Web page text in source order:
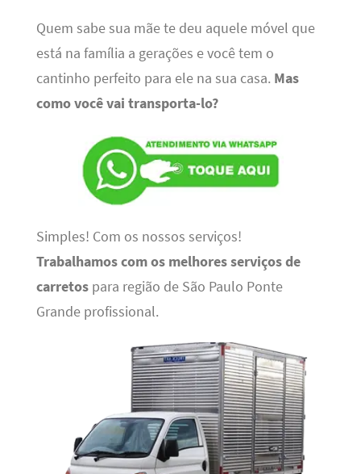
Quem sabe sua mãe te deu aquele móvel que
está na família a gerações e você tem o
cantinho perfeito para ele na sua casa. Mas
como você vai transporta-lo?
Simples! Com os nossos serviços!
Trabalhamos com os melhores serviços de
carretospara região de São Paulo Ponte
Grande profissional.